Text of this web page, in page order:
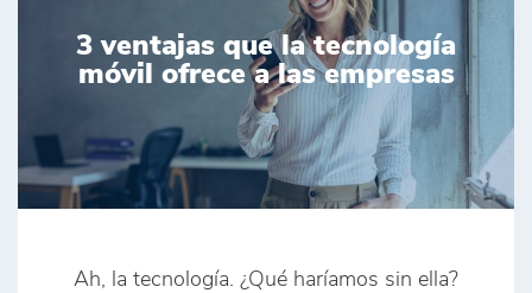
3 ventajas que la tecnología
móvil ofrece a las empresas
Ah, la tecnología. ¿Qué haríamos sin ella?